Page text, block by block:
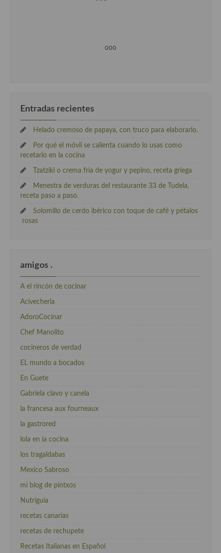
ooo
Entradas recientes
Helado cremoso de papaya, con truco para elaborarlo.
Por qué el móvil se calienta cuando lo usas como
recetario en la cocina
Tzatziki o crema fría de yogur y pepino, receta griega
Menestra de verduras del restaurante 33 de Tudela,
receta paso a paso.
Solomillo de cerdo ibérico con toque de café y pétalos
rosas
amigos .
A el rincón de cocinar
Acivecheria
AdoroCocinar
Chef Manolito
cocineros de verdad
EL mundo a bocados
En Guete
Gabriela clavo y canela
la francesa aux fourneaux
la gastrored
lola en la cocina
los tragaldabas
Mexico Sabroso
mi blog de pintxos
Nutriguia
recetas canarias
recetas de rechupete
Recetas Italianas en Español